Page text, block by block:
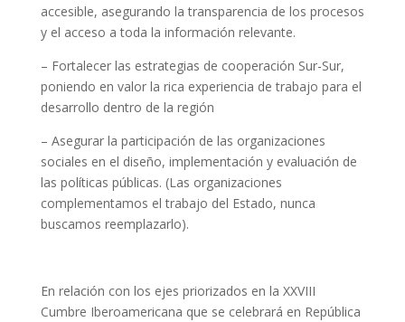
accesible, asegurando la transparencia de los procesos
y el acceso a toda la información relevante.
– Fortalecer las estrategias de cooperación Sur-Sur,
poniendo en valor la rica experiencia de trabajo para el
desarrollo dentro de la región
– Asegurar la participación de las organizaciones
sociales en el diseño, implementación y evaluación de
las políticas públicas. (Las organizaciones
complementamos el trabajo del Estado, nunca
buscamos reemplazarlo).
En relación con los ejes priorizados en la XXVIII
Cumbre Iberoamericana que se celebrará en República